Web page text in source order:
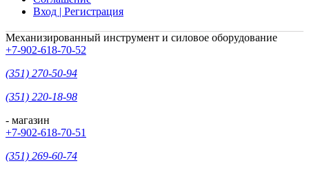
Вход | Регистрация
Механизированный инструмент и силовое оборудование
+7-902-618-70-52
(351) 270-50-94
(351) 220-18-98
- магазин
+7-902-618-70-51
(351) 269-60-74